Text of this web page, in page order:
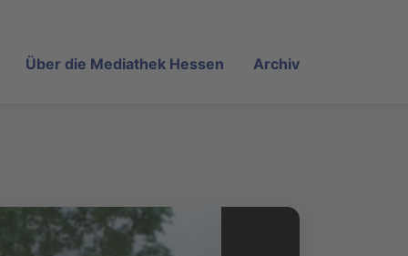
Über die Mediathek Hessen Archiv